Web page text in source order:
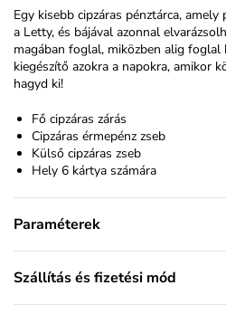
Egy kisebb cipzáras pénztárca,
a Letty, és bájával azonnal
magában foglal, miközben alig foglal
kiegészítő azokra a napokra, amikor
hagyd ki!
Fő cipzáras zárás
Cipzáras érmepénz zseb
Külső cipzáras zseb
Hely 6 kártya számára
Paraméterek
Szállítás és fizetési mód